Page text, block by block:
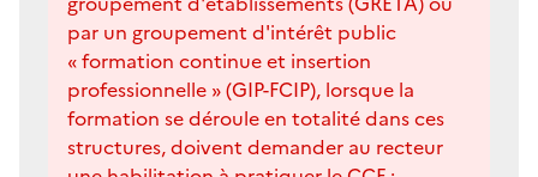
par un groupement d'intérêt public
« formation continue et insertion
professionnelle » (GIP-FCIP), lorsque la
formation se déroule en totalité dans ces
structures, doivent demander au recteur